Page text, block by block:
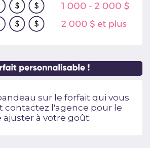
sur le forfait qui vous
contactez l'agence pour le
ajuster à votre goût.